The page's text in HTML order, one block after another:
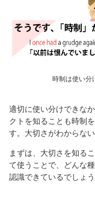
時制は使い分
適切に使い分けできな
クトを知ることも時制
す。大切さがわからな
まずは、大切さを知る
て使うことで、どんな
認識できているでしょ